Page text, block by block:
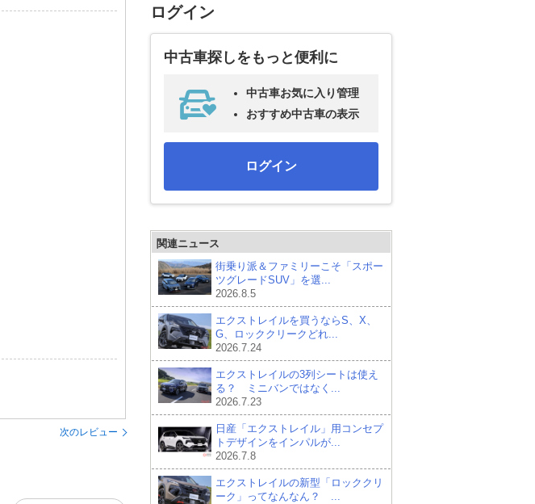
次のレビュー
ログイン
中古車探しをもっと便利に
中古車お気に入り管理
おすすめ中古車の表示
ログイン
関連ニュース
街乗り派＆ファミリーこそ「スポー
ツグレードSUV」を選...
2026.8.5
エクストレイルを買うならS、X、
G、ロッククリークどれ...
2026.7.24
エクストレイルの3列シートは使え
る？ ミニバンではなく...
2026.7.23
日産「エクストレイル」用コンセプ
トデザインをインパルが...
2026.7.8
エクストレイルの新型「ロッククリ
ーク」ってなんなん？ ...